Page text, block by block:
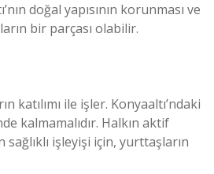
doğal yapısının korunması ve
bir parçası olabilir.
katılımı ile işler. Konyaaltı’ndaki
kalmamalıdır. Halkın aktif
işleyişi için, yurttaşların